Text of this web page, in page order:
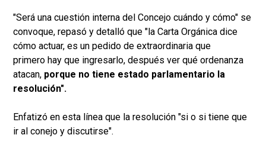
"Será una cuestión interna del Concejo cuándo y cómo" se
convoque, repasó y detalló que "la Carta Orgánica dice
cómo actuar, es un pedido de extraordinaria que
primero hay que ingresarlo, después ver qué ordenanza
atacan, porque no tiene estado parlamentario la
resolución".
Enfatizó en esta línea que la resolución "si o si tiene que
ir al conejo y discutirse".